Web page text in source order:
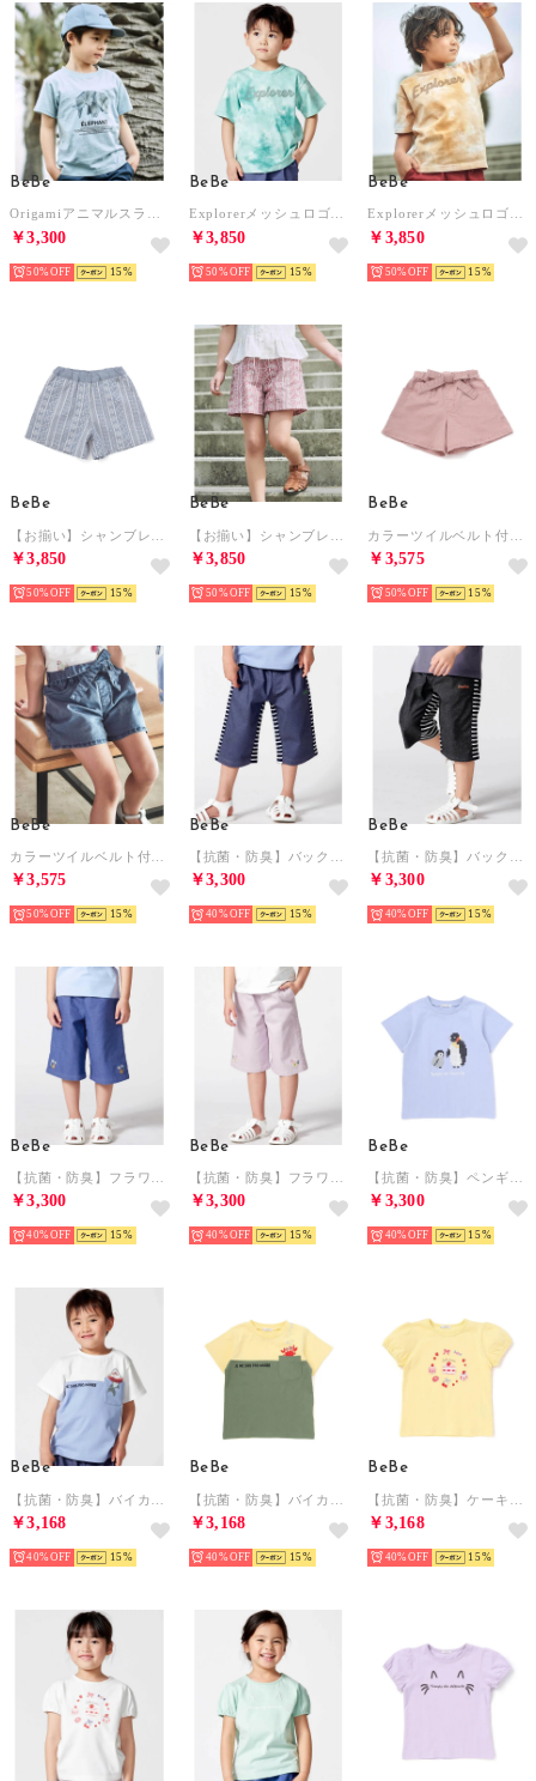
BeBe
Origamiアニマルスラブ天竺半袖Tシャツ(80~140cm) （ブルー）
￥3,300
50% 15
BeBe
Explorerメッシュロゴタイダイ染め天竺半袖Tシャツ(90~150cm) （グリーン系）
￥3,850
50% 15
BeBe
Explorerメッシュロゴタイダイ染め天竺半袖Tシャツ(90~150cm) （オレンジ系）
￥3,850
50% 15
BeBe
￥3,850
50% 15
BeBe
￥3,850
50% 15
BeBe
￥3,575
50% 15
BeBe
￥3,575
50% 15
BeBe
￥3,300
40% 15
BeBe
￥3,300
40% 15
BeBe
￥3,300
40% 15
BeBe
￥3,300
40% 15
BeBe
￥3,300
40% 15
BeBe
￥3,168
40% 15
BeBe
￥3,168
40% 15
BeBe
￥3,168
40% 15